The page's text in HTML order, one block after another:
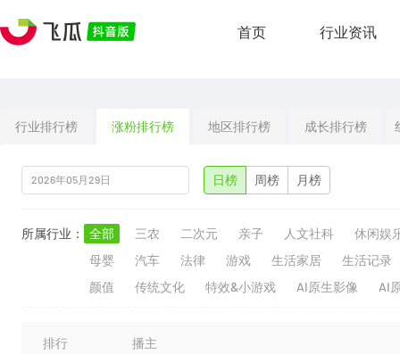
首页 行业资讯
行业排行榜 涨粉排行榜 地区排行榜 成长排行榜
日榜 周榜 月榜
所属行业： 全部 三农 二次元 亲子 人文社科
休闲娱
母婴
汽车 法律 游戏 生活家居
生活记录
颜值
传统文化 特效&小游戏 AI原生影像 AI
排行 播主